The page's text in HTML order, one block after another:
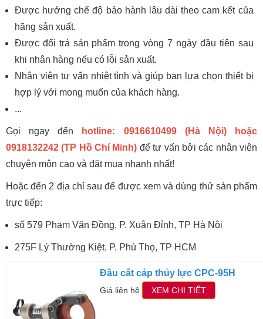
Được hưởng chế độ bảo hành lâu dài theo cam kết của
hãng sản xuất.
Được đổi trả sản phẩm trong vòng 7 ngày đầu tiên sau
khi nhân hàng nếu có lỗi sản xuất.
Nhân viên tư vấn nhiệt tình và giúp bạn lựa chọn thiết bị
hợp lý với mong muốn của khách hàng.
...
Gọi ngay đến
hotline: 0916610499 (Hà Nội) hoặc
0918132242 (TP Hồ Chí Minh) để tư vấn bởi các nhân viên
chuyên môn cao và đặt mua nhanh nhất!
Hoặc đến 2 địa chỉ sau để được xem và dùng thử sản phẩm
trực tiếp:
số 579 Phạm Văn Đồng, P. Xuân Đỉnh, TP Hà Nội
275F Lý Thường Kiệt, P. Phú Thọ, TP HCM
Đầu cắt cáp thủy lực CPC-95H
Giá liên hệ XEM CHI TIẾT